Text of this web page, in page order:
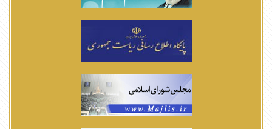
................
................
................